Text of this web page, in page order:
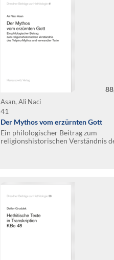
Asan, Ali Naci
41
Der Mythos vom erzürnten Gott
Ein philologischer Beitrag zum
religionshistorischen Verständnis